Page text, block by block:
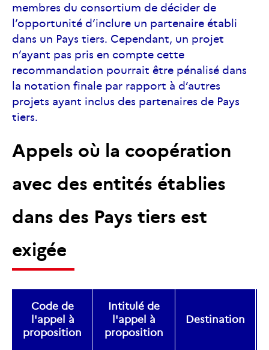
membres du consortium de décider de
l’opportunité d’inclure un partenaire établi
dans un Pays tiers. Cependant, un projet
n’ayant pas pris en compte cette
recommandation pourrait être pénalisé dans
la notation finale par rapport à d’autres
projets ayant inclus des partenaires de Pays
tiers.
Appels où la coopération
avec des entités établies
dans des Pays tiers est
exigée
Code de
l'appel à
proposition
Intitulé de
l'appel à
proposition
Destination